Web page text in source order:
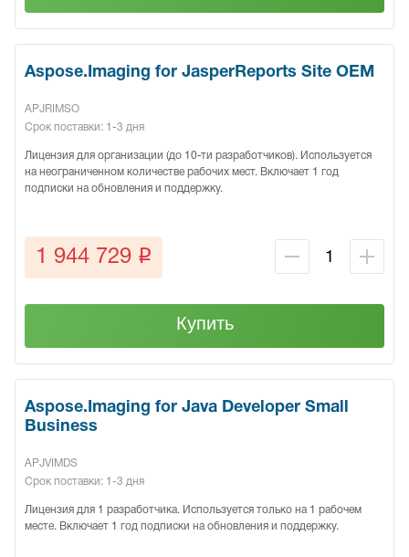
Aspose.Imaging for JasperReports Site OEM
APJRIMSO
Срок поставки: 1-3 дня
Лицензия для организации (до 10-ти разработчиков). Используется
на неограниченном количестве рабочих мест. Включает 1 год
подписки на обновления и поддержку.
1 944 729 q
Купить
Aspose.Imaging for Java Developer Small
Business
APJVIMDS
Срок поставки: 1-3 дня
Лицензия для 1 разработчика. Используется только на 1 рабочем
месте. Включает 1 год подписки на обновления и поддержку.